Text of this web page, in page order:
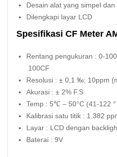
Desain alat yang simpel dan
Dilengkapi layar LCD
Spesifikasi CF Meter
Rentang pengukuran : 0-
100CF
Resolusi : ± 0,1 ‰; 10ppm
Akurasi : ± 2% F.S
Temp : 5℃ – 50°C (41-122 °
Kalibrasi satu titik : 1.382
Layar : LCD dengan
Baterai : 9V